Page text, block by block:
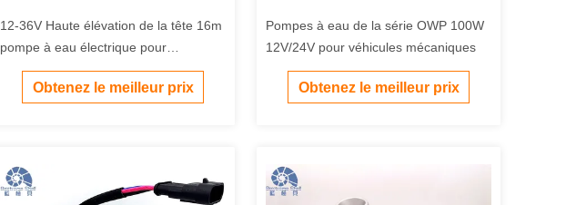
12-36V Haute élévation de la tête 16m
pompe à eau électrique pour
refroidissement de la batterie du bus
BEV PHEV.
Obtenez le meilleur prix
Pompes à eau de la série OWP 100W
12V/24V pour véhicules mécaniques
Obtenez le meilleur prix